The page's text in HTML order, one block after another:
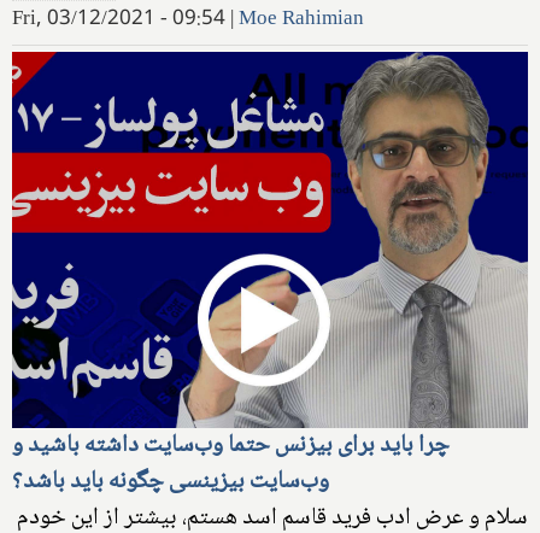
Fri, 03/12/2021 - 09:54|Moe Rahimian
چرا باید برای بیزنس حتما وب‌سایت داشته باشید و
وب‌سایت بیزینسی چگونه باید باشد؟